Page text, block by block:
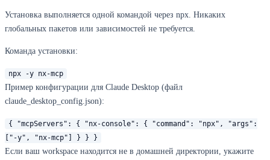
Установка выполняется одной командой через npx. Никаких
глобальных пакетов или зависимостей не требуется.
Команда установки:
npx -y nx-mcp
Пример конфигурации для Claude Desktop (файл
claude_desktop_config.json):
{ "mcpServers": { "nx-console": { "command": "npx", "args":
["-y", "nx-mcp"] } } }
Если ваш workspace находится не в домашней директории, укажите